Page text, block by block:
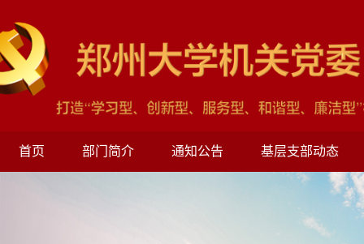
首页 部门简介 通知公告 基层支部动态